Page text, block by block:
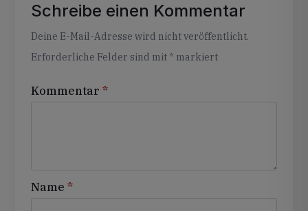
Schreibe einen Kommentar
Deine E-Mail-Adresse wird nicht veröffentlicht.
Erforderliche Felder sind mit * markiert
Kommentar *
Name *
Alternative: